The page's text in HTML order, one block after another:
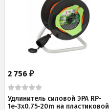
2 756 ₽
Удлинитель силовой ЭРА RP-
1e-3х0.75-20m на пластиковой